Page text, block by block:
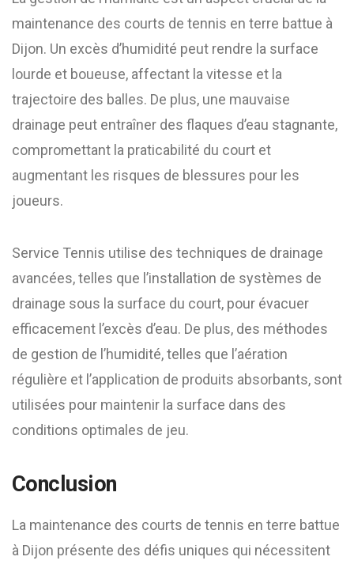
maintenance des courts de tennis en terre battue à
Dijon. Un excès d’humidité peut rendre la surface
lourde et boueuse, affectant la vitesse et la
trajectoire des balles. De plus, une mauvaise
drainage peut entraîner des flaques d’eau stagnante,
compromettant la praticabilité du court et
augmentant les risques de blessures pour les
joueurs.
Service Tennis utilise des techniques de drainage
avancées, telles que l’installation de systèmes de
drainage sous la surface du court, pour évacuer
efficacement l’excès d’eau. De plus, des méthodes
de gestion de l’humidité, telles que l’aération
régulière et l’application de produits absorbants, sont
utilisées pour maintenir la surface dans des
conditions optimales de jeu.
Conclusion
La maintenance des courts de tennis en terre battue
à Dijon présente des défis uniques qui nécessitent